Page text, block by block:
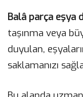
Balâ parça eşya
taşınma veya
duyulan,
saklamanızı